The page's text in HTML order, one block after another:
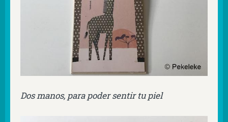
Dos manos, para poder sentir tu piel